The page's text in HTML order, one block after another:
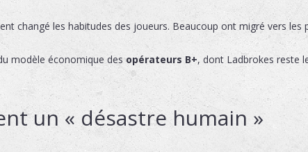
changé les habitudes des joueurs. Beaucoup ont migré vers
modèle économique desopérateurs B+, dont Ladbrokes reste
un « désastre humain »